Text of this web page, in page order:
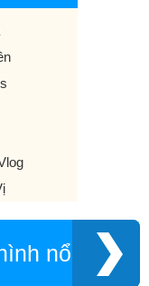
nổi tiếng